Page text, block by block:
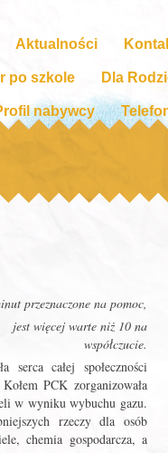
Aktualności
po szkole Dla
nabywcy
przeznaczone na pomoc,
10 na
współczucie.
serca całej społeczności
PCK zorganizowała
w wyniku wybuchu gazu.
rzeczy dla osób
chemia gospodarcza, a